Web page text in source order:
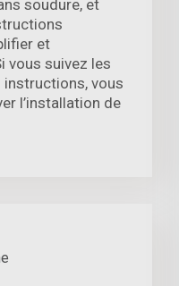
soudure, et
et
vous suivez les
vous
l’installation de